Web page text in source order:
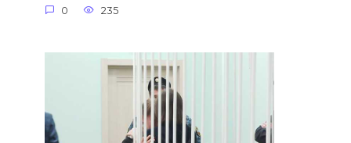
0 235